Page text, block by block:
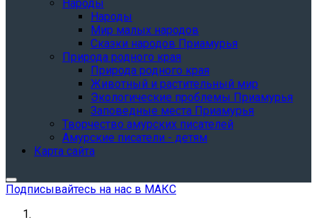
Народы
Народы
Мир малых народов
Сказки народов Приамурья
Природа родного края
Природа родного края
Животный и растительный мир
Экологические проблемы Приамурья
Заповедные места Приамурья
Творчество амурских писателей
Амурские писатели - детям
Карта сайта
Подписывайтесь на нас в МАКС